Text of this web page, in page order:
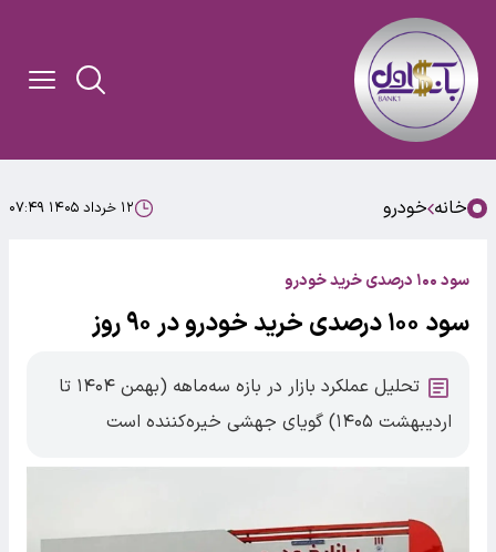
خانه خودرو ۱۲ خرداد ۱۴۰۵ ۰۷:۴۹
سود ۱۰۰ درصدی خرید خودرو
سود ۱۰۰ درصدی خرید خودرو در ۹۰ روز
تحلیل عملکرد بازار در بازه سه‌ماهه (بهمن ۱۴۰۴ تا
اردیبهشت ۱۴۰۵) گویای جهشی خیره‌کننده است